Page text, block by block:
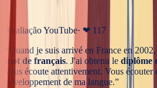
Avaliação YouTube· ❤ 117
“ Quand je suis arrivé en France en 2002,
mot de français. J'ai obtenu le diplôme
vous écoute attentivement. Vous
développement de ma langue.”